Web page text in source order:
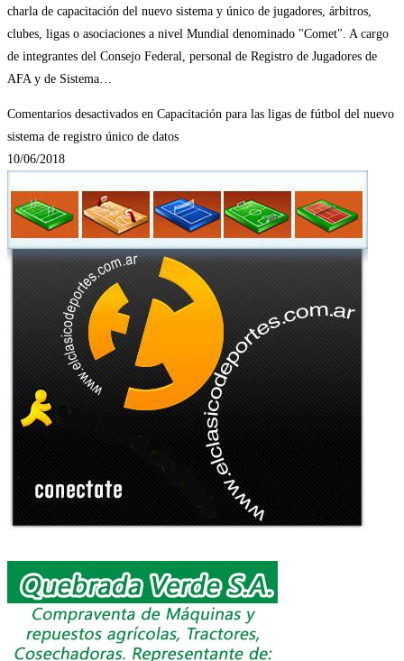
charla de capacitación del nuevo sistema y único de jugadores, árbitros,
clubes, ligas o asociaciones a nivel Mundial denominado "Comet". A cargo
de integrantes del Consejo Federal, personal de Registro de Jugadores de
AFA y de Sistema…
Comentarios desactivados en Capacitación para las ligas de fútbol del nuevo
sistema de registro único de datos
10/06/2018